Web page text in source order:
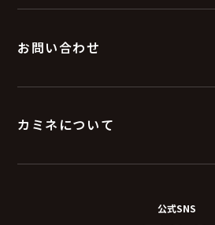
お問い合わせ
カミネについて
公式SNS